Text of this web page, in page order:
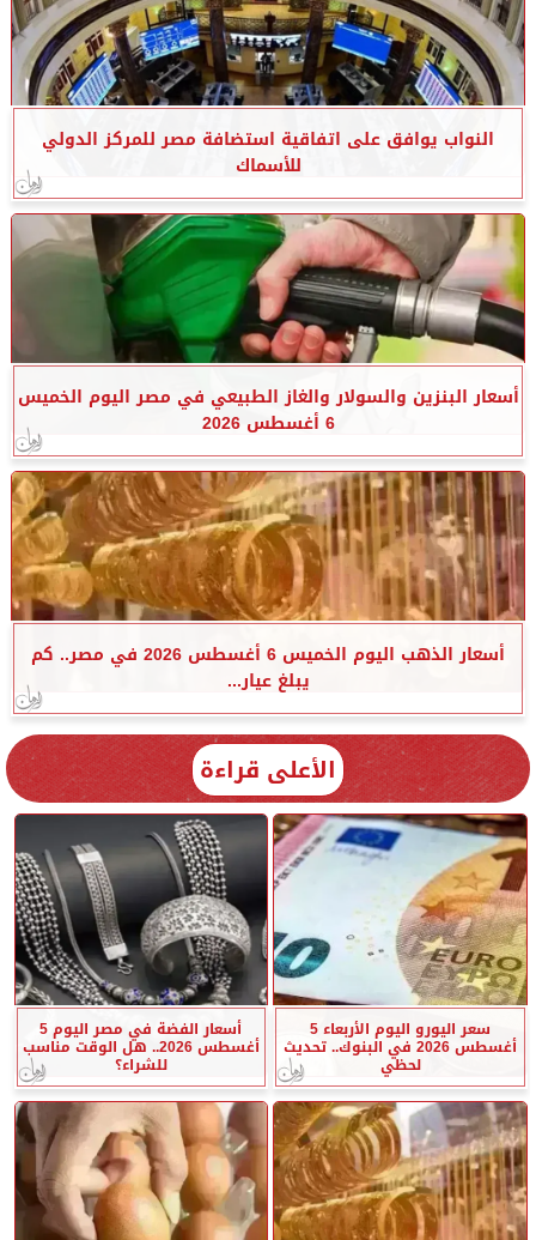
النواب يوافق على اتفاقية استضافة مصر للمركز الدولي
للأسماك
أسعار البنزين والسولار والغاز الطبيعي في مصر اليوم الخميس
6 أغسطس 2026
أسعار الذهب اليوم الخميس 6 أغسطس 2026 في مصر.. كم
يبلغ عيار...
الأعلى قراءة
سعر اليورو اليوم الأربعاء 5
أغسطس 2026 في البنوك.. تحديث
لحظي
أسعار الفضة في مصر اليوم 5
أغسطس 2026.. هل الوقت مناسب
للشراء؟